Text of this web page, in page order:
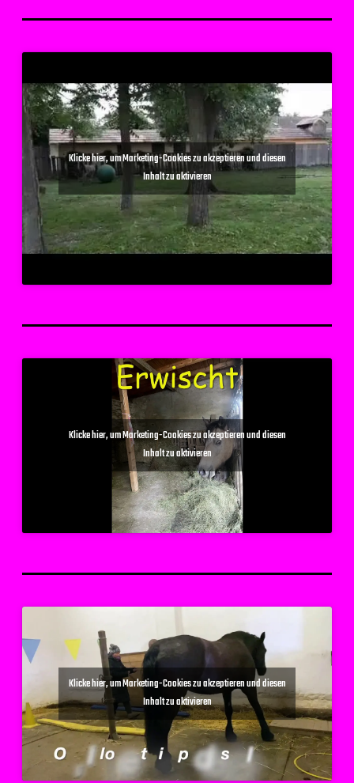
Klicke hier, um Marketing-Cookies zu akzeptieren und diesen
Inhalt zu aktivieren
Klicke hier, um Marketing-Cookies zu akzeptieren und diesen
Inhalt zu aktivieren
Klicke hier, um Marketing-Cookies zu akzeptieren und diesen
Inhalt zu aktivieren